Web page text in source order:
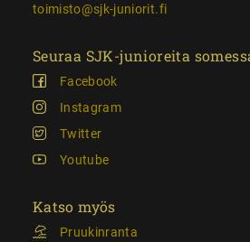
toimisto@sjk-juniorit.fi
Seuraa SJK-junioreita
Facebook
Instagram
Twitter
Youtube
Katso myös
Pruukinranta